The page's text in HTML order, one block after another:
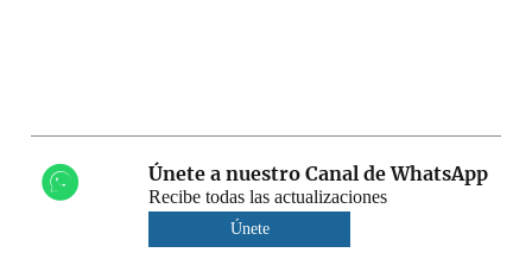
Únete a nuestro Canal de WhatsApp
Recibe todas las actualizaciones
Únete